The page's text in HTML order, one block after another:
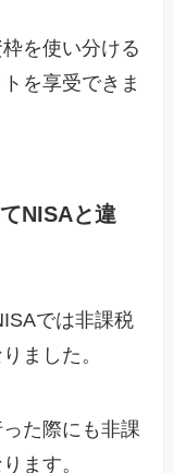
を使い分ける
を享受できま
NISAと違
では非課税
ました。
た際にも非課
ます。